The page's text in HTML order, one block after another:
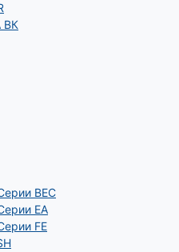
ВК
BEC
EA
FE